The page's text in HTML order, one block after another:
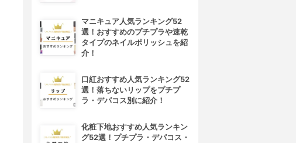
マニキュア人気ランキング52
選！おすすめのプチプラや速乾
タイプのネイルポリッシュを紹
介！
口紅おすすめ人気ランキング52
選！落ちないリップをプチプ
ラ・デパコス別に紹介！
化粧下地おすすめ人気ランキン
グ52選！プチプラ・デパコス・